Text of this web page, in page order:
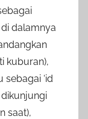
dalamnya
kuburan),
‘id
saat),